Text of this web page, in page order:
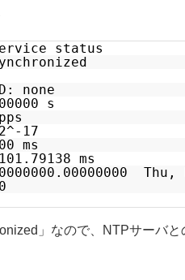
status
none
s
17
ms
ms
Thu,
」なので、NTPサーバと